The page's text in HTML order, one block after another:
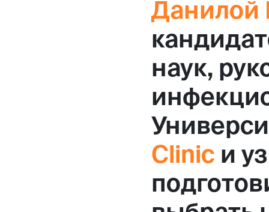
Данилой
наук,
Clinic и